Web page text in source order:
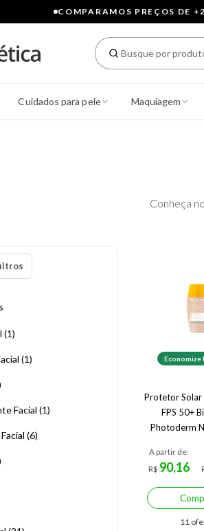
COMPARAMOS PREÇOS DE
Cuidados para pele Maquiagem
Conheça
(1)
(1)
Facial (1)
(6)
Economize
Protetor Solar
FPS 50+
Photoderm
A partir de:
R$ 90,16
11